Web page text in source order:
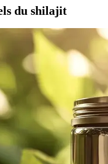
du shilajit